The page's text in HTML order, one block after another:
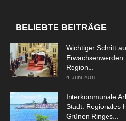
BELIEBTE BEITRÄGE
Wichtiger Schritt
Region...
4. Juni 2018
Interkommunale
Stadt: Regionales
Grünen Ringes...